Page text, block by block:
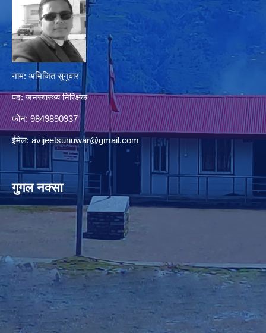
नाम: अभिजित सुनुवार
पद: जनस्वास्थ्य निरिक्षक
फोन: 9849890937
ईमेल: avijeetsunuwar@gmail.com
गुगल नक्सा